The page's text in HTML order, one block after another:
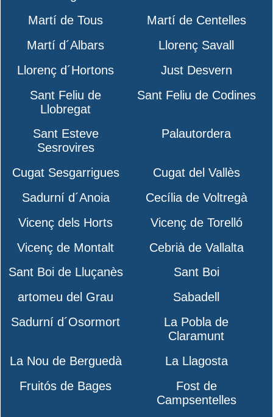
Martí de Tous
Martí de Centelles
Martí d´Albars
Llorenç Savall
Llorenç d´Hortons
Just Desvern
Sant Feliu de
Llobregat
Sant Feliu de Codines
Sant Esteve
Sesrovires
Palautordera
Cugat Sesgarrigues
Cugat del Vallès
Sadurní d´Anoia
Cecília de Voltregà
Vicenç dels Horts
Vicenç de Torelló
Vicenç de Montalt
Cebrià de Vallalta
Sant Boi de Lluçanès
Sant Boi
artomeu del Grau
Sabadell
Sadurní d´Osormort
La Pobla de
Claramunt
La Nou de Berguedà
La Llagosta
Fruitós de Bages
Fost de
Campsentelles